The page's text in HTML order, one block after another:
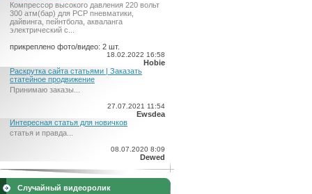
Компрессор высокого давления 220 вольт
300 атм(бар) для PCP пневматики,
дайвинга, пейнтбола, акваланга
электрический c...
прикреплено фото/видео: 2 шт.
18.02.2022 16:58
Hobie
Раскрутка сайта статьями | Заказать
статейное продвижение
Принимаю заказы...
27.07.2021 11:54
Ewsdea
Интересная статья для новичков
статья и правда...
08.07.2020 8:09
Dewed
Случайный видеоролик